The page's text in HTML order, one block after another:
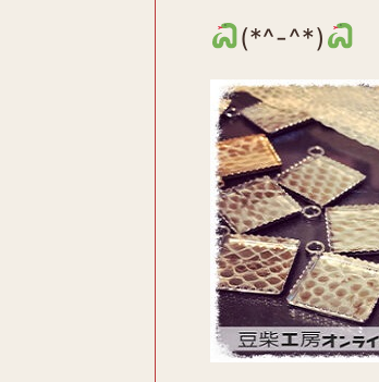
(*^-^*)